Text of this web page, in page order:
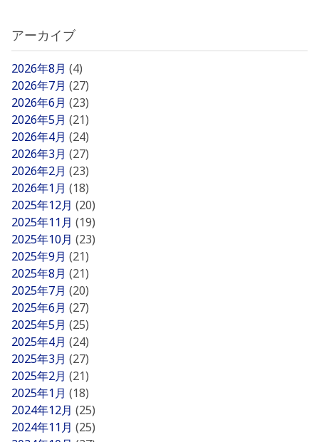
アーカイブ
2026年8月 (4)
2026年7月 (27)
2026年6月 (23)
2026年5月 (21)
2026年4月 (24)
2026年3月 (27)
2026年2月 (23)
2026年1月 (18)
2025年12月 (20)
2025年11月 (19)
2025年10月 (23)
2025年9月 (21)
2025年8月 (21)
2025年7月 (20)
2025年6月 (27)
2025年5月 (25)
2025年4月 (24)
2025年3月 (27)
2025年2月 (21)
2025年1月 (18)
2024年12月 (25)
2024年11月 (25)